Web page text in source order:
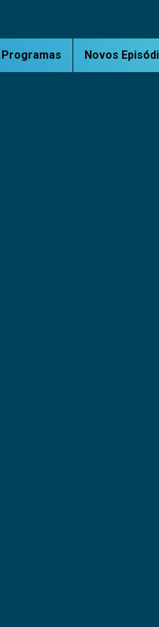
Programas Novos